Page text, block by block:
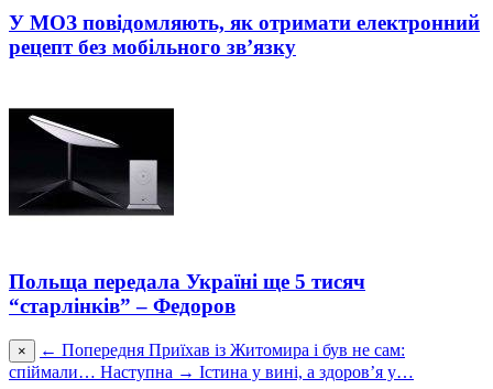
У МОЗ повідомляють, як отримати електронний
рецепт без мобільного зв’язку
Польща передала Україні ще 5 тисяч
“старлінків” – Федоров
× ← Попередня Приїхав із Житомира і був не сам:
спіймали… Наступна → Істина у вині, а здоров’я у…